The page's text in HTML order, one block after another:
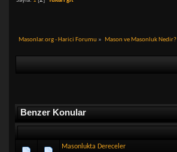
Masonlar.org - Harici Forumu » Mason ve Masonluk Nedir?
Benzer Konular
Masonlukta Dereceler